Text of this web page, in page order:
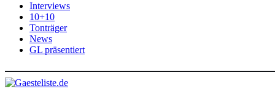
Interviews
10+10
Tonträger
News
GL präsentiert